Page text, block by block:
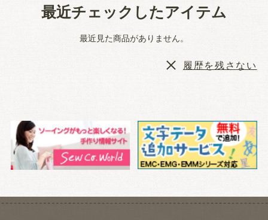
最近チェックしたアイテム
最近見た商品がありません。
履歴を残さない